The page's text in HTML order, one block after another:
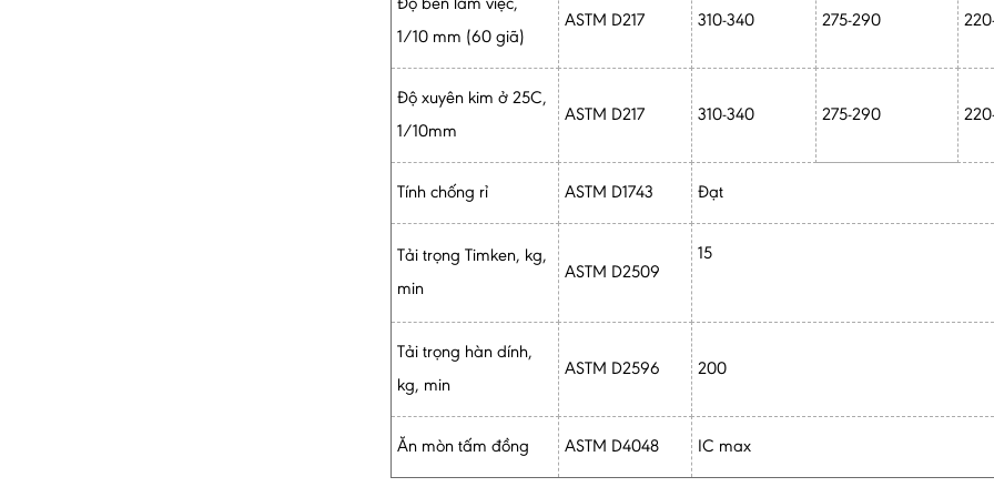
Độ bền làm việc,
1/10 mm (60 giã)
ASTM D217 310-340 275-290
Độ xuyên kim ở 25C,
1/10mm
ASTM D217 310-340 275-290
Tính chống rỉ ASTM D1743 Đạt
Tải trọng Timken, kg,
min
ASTM D2509
15
Tải trọng hàn dính,
kg, min
ASTM D2596 200
Ăn mòn tấm đồng ASTM D4048 IC max